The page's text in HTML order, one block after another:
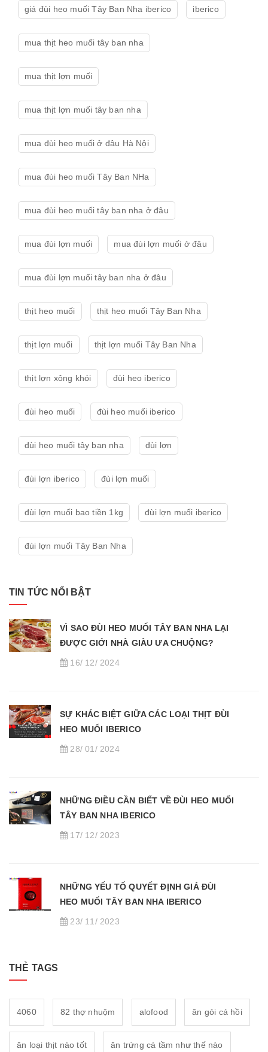
giá đùi heo muối Tây Ban Nha iberico iberico
mua thịt heo muối tây ban nha
mua thịt lợn muối
mua thịt lợn muối tây ban nha
mua đùi heo muối ở đâu Hà Nội
mua đùi heo muối Tây Ban NHa
mua đùi heo muối tây ban nha ở đâu
mua đùi lợn muối mua đùi lợn muối ở đâu
mua đùi lợn muối tây ban nha ở đâu
thịt heo muối thịt heo muối Tây Ban Nha
thịt lợn muối thịt lợn muối Tây Ban Nha
thịt lợn xông khói đùi heo iberico
đùi heo muối đùi heo muối iberico
đùi heo muối tây ban nha đùi lợn
đùi lợn iberico đùi lợn muối
đùi lợn muối bao tiền 1kg đùi lợn muối iberico
đùi lợn muối Tây Ban Nha
TIN TỨC NỔI BẬT
VÌ SAO ĐÙI HEO MUỐI TÂY BAN NHA LẠI
ĐƯỢC GIỚI NHÀ GIÀU ƯA CHUỘNG?
16/ 12/ 2024
SỰ KHÁC BIỆT GIỮA CÁC LOẠI THỊT ĐÙI
HEO MUỐI IBERICO
28/ 01/ 2024
NHỮNG ĐIỀU CẦN BIẾT VỀ ĐÙI HEO MUỐI
TÂY BAN NHA IBERICO
17/ 12/ 2023
NHỮNG YẾU TỐ QUYẾT ĐỊNH GIÁ ĐÙI
HEO MUỐI TÂY BAN NHA IBERICO
23/ 11/ 2023
THẺ TAGS
4060 82 thợ nhuộm alofood ăn gỏi cá hồi
ăn loại thịt nào tốt ăn trứng cá tầm như thế nào